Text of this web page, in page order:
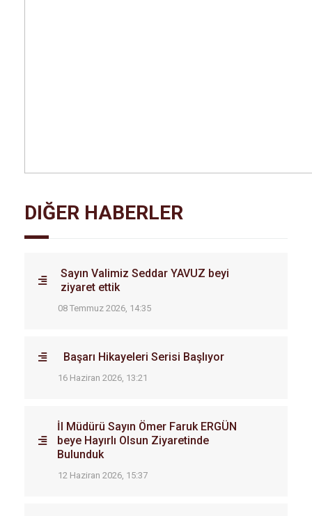
DIĞER HABERLER
Sayın Valimiz Seddar YAVUZ beyi
ziyaret ettik
08 Temmuz 2026, 14:35
Başarı Hikayeleri Serisi Başlıyor
16 Haziran 2026, 13:21
İl Müdürü Sayın Ömer Faruk ERGÜN
beye Hayırlı Olsun Ziyaretinde
Bulunduk
12 Haziran 2026, 15:37